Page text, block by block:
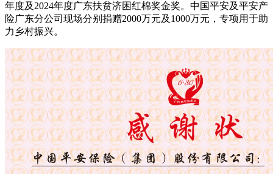
年度及2024年度广东扶贫济困红棉奖金奖。中国平安及平安产
险广东分公司现场分别捐赠2000万元及1000万元，专项用于助
力乡村振兴。